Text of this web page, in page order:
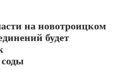
на новотроицком
будет